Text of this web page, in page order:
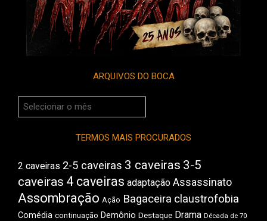
ARQUIVOS DO BOCA
Arquivos
do
TERMOS MAIS PROCURADOS
2 caveiras 2-5 caveiras 3 caveiras 3-5
caveiras 4 caveiras adaptação Assassinato
Assombração Ação Bagaceira claustrofobia
Comédia continuação Demônio Destaque Drama Década de 70